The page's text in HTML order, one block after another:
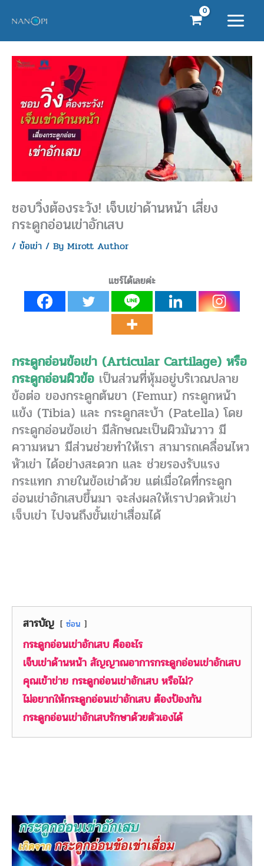
content
ชอบวิ่งต้องระวัง! เจ็บเข่าด้านหน้า เสี่ยง
กระดูกอ่อนเข่าอักเสบ
/ ข้อเข่า / By Mirott Author
แชร์ได้เลยค่ะ
กระดูกอ่อนข้อเข่า (Articular Cartilage) หรือ
กระดูกอ่อนผิวข้อ เป็นส่วนที่หุ้มอยู่บริเวณปลาย
ข้อต่อ ของกระดูกต้นขา (Femur) กระดูกหน้า
แข้ง (Tibia) และ กระดูกสะบ้า (Patella) โดย
กระดูกอ่อนข้อเข่า มีลักษณะเป็นผิวมันวาว มี
ความหนา มีส่วนช่วยทำให้เรา สามารถเคลื่อนไหว
หัวเข่า ได้อย่างสะดวก และ ช่วยรองรับแรง
กระแทก ภายในข้อเข่าด้วย แต่เมื่อใดที่กระดูก
อ่อนเข่าอักเสบขึ้นมา จะส่งผลให้เราปวดหัวเข่า
เจ็บเข่า ไปจนถึงขั้นเข่าเสื่อมได้
สารบัญ ซ่อน
กระดูกอ่อนเข่าอักเสบ คืออะไร
เจ็บเข่าด้านหน้า สัญญาณอาการกระดูกอ่อนเข่าอักเสบ
คุณเข้าข่าย กระดูกอ่อนเข่าอักเสบ หรือไม่?
ไม่อยากให้กระดูกอ่อนเข่าอักเสบ ต้องป้องกัน
กระดูกอ่อนเข่าอักเสบรักษาด้วยตัวเองได้